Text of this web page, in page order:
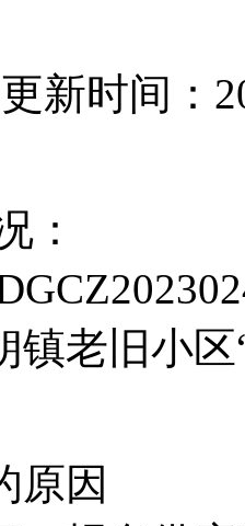
新时间：
：
镇老旧小
原因